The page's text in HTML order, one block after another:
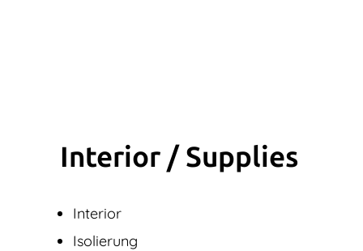
Interior / Supplies
Interior
Isolierung